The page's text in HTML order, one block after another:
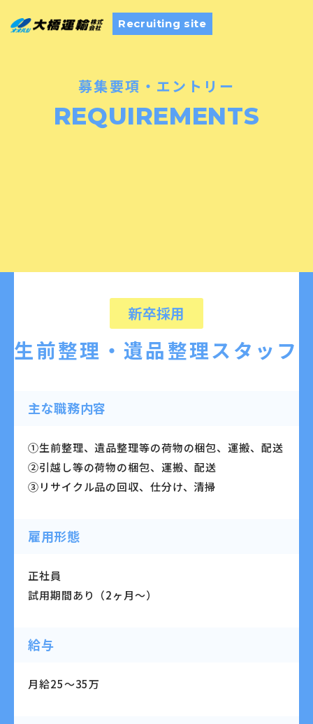
Recruiting site
募集要項・エントリー
REQUIREMENTS
新卒採用
生前整理・遺品整理スタッフ
主な職務内容
①生前整理、遺品整理等の荷物の梱包、運搬、配送
②引越し等の荷物の梱包、運搬、配送
③リサイクル品の回収、仕分け、清掃
雇用形態
正社員
試用期間あり（2ヶ月～）
給与
月給25～35万